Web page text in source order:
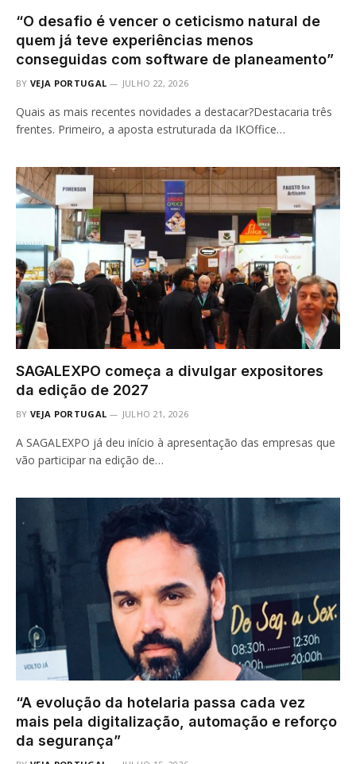
“O desafio é vencer o ceticismo natural de
quem já teve experiências menos
conseguidas com software de planeamento”
BY VEJA PORTUGAL JULHO 22, 2026
Quais as mais recentes novidades a destacar?Destacaria três
frentes. Primeiro, a aposta estruturada da IKOffice…
SAGALEXPO começa a divulgar expositores
da edição de 2027
BY VEJA PORTUGAL JULHO 21, 2026
A SAGALEXPO já deu início à apresentação das empresas que
vão participar na edição de…
“A evolução da hotelaria passa cada vez
mais pela digitalização, automação e reforço
da segurança”